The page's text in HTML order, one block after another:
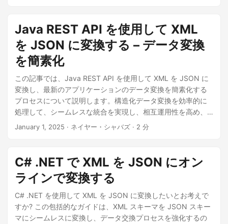
Java REST API を使用して XML
を JSON に変換する – データ変換
を簡素化
この記事では、Java REST API を使用して XML を JSON に
変換し、最新のアプリケーションのデータ変換を簡素化する
プロセスについて説明します。構造化データ変換を効率的に
処理して、シームレスな統合を実現し、相互運用性を高め、
ワークフローを合理化する方法を学びます。
January 1, 2025 · ネイヤー・シャバズ · 2 分
C# .NET で XML を JSON にオン
ラインで変換する
C# .NET を使用して XML を JSON に変換したいとお考えで
すか? この包括的なガイドは、XML スキーマを JSON スキー
マにシームレスに変換し、データ交換プロセスを強化するの